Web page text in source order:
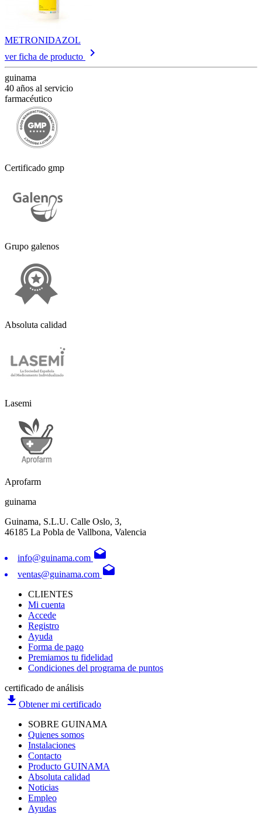
METRONIDAZOL
ver ficha de producto
keyboard_arrow_right
guinama
40 años al servicio
farmacéutico
Certificado gmp
Grupo galenos
Absoluta calidad
Lasemi
Aprofarm
guinama
Guinama, S.L.U. Calle Oslo, 3,
46185 La Pobla de Vallbona, Valencia
info@guinama.com drafts
ventas@guinama.com drafts
CLIENTES
Mi cuenta
Accede
Registro
Ayuda
Forma de pago
Premiamos tu fidelidad
Condiciones del programa de puntos
certificado de análisis
file_download Obtener mi certificado
SOBRE GUINAMA
Quienes somos
Instalaciones
Contacto
Producto GUINAMA
Absoluta calidad
Noticias
Empleo
Ayudas